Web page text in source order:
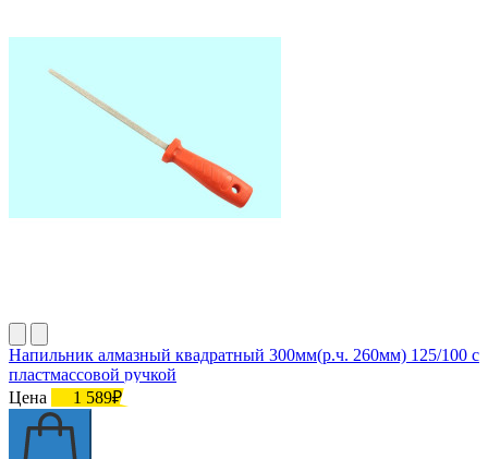
Напильник алмазный квадратный 300мм(р.ч. 260мм) 125/100 с
пластмассовой ручкой
Цена
1 589₽